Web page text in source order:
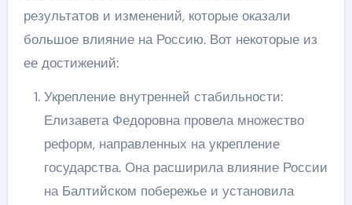
результатов и изменений, которые оказали
большое влияние на Россию. Вот некоторые из
ее достижений:
Укрепление внутренней стабильности:
Елизавета Федоровна провела множество
реформ, направленных на укрепление
государства. Она расширила влияние России
на Балтийском побережье и установила